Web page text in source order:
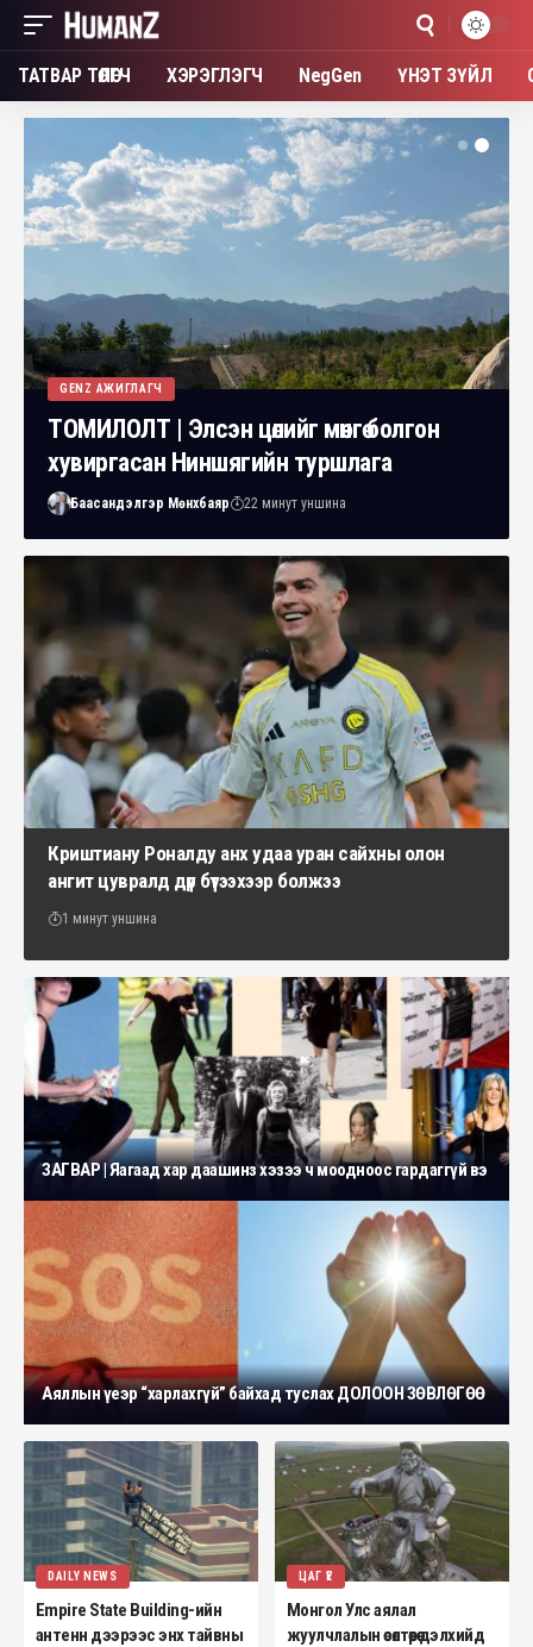
ТАТВАР ТӨЛӨГЧ ХЭРЭГЛЭГЧ NegGen ҮНЭТ ЗҮЙЛ
GENZ АЖИГЛАГЧ
ТОМИЛОЛТ | Элсэн цөлийг мөнгө болгон
хувиргасан Ниншягийн туршлага
Баасандэлгэр Мөнхбаяр 22 минут уншина
Криштиану Роналду анх удаа уран сайхны олон
ангит цувралд дүр бүтээхээр болжээ
1 минут уншина
ЗАГВАР | Яагаад хар даашинз хэзээ ч моодноос гардаггүй вэ
Аяллын үеэр “харлахгүй” байхад туслах ДОЛООН ЗӨВЛӨГӨӨ
DAILY NEWS
Empire State Building-ийн
антенн дээрээс энх тайвны
ЦАГ ҮЕ
Монгол Улс аялал
жуулчлалын өсөлтөөрөө дэлхийд